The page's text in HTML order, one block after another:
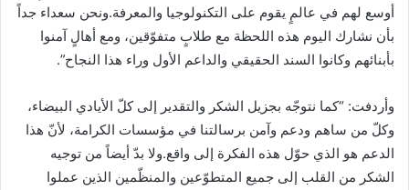
أوسع لهم في عالمٍ يقوم على التكنولوجيا والمعرفة.ونحن سعداء جداً
بأن نشارك اليوم هذه اللحظة مع طلابٍ متفوّقين، ومع أهالٍ آمنوا
بأبنائهم وكانوا السند الحقيقي والداعم الأول وراء هذا النجاح”.
وأردفت: “كما نتوجّه بجزيل الشكر والتقدير إلى كلّ الأيادي البيضاء،
وكلّ من ساهم ودعم وآمن برسالتنا في مؤسسات الكرامة، لأنّ هذا
الدعم هو الذي حوّل هذه الفكرة إلى واقع.ولا بدّ أيضاً من توجيه
الشكر من القلب إلى جميع المتطوّعين والمنظّمين الذين عملوا